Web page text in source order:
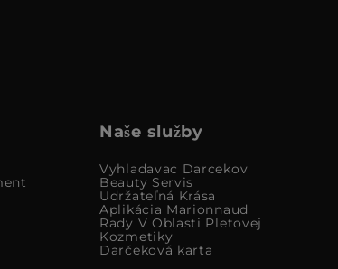
Naše služby
Vyhladavac Darcekov
Beauty Servis
Udržateľná Krása
Aplikácia Marionnaud
Rady V Oblasti Pletovej
Kozmetiky
Darčeková karta